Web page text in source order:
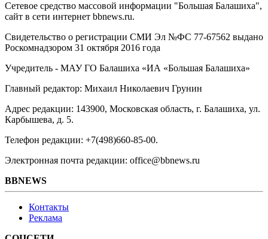
Сетевое средство массовой информации "Большая Балашиха",
сайт в сети интернет bbnews.ru.
Свидетельство о регистрации СМИ Эл №ФС ‎77-67562 выдано
Роскомнадзором 31 октября 2016 года
Учредитель - МАУ ГО Балашиха «ИА «Большая Балашиха»
Главный редактор: Михаил Николаевич Грунин
Адрес редакции: 143900, Московская область, г. Балашиха, ул.
Карбышева, д. 5.
Телефон редакции: +7(498)660-85-00.
Электронная почта редакции: office@bbnews.ru
BBNEWS
Контакты
Реклама